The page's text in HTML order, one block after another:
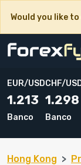
Would you like
EUR/USD
1.213
Banco
CHF/
1.298
Banco
Hong Kong